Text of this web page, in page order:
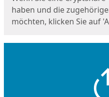
haben und die
möchten, klicken Sie auf